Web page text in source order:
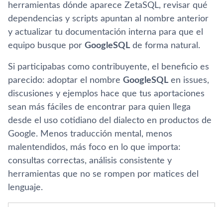
herramientas dónde aparece ZetaSQL, revisar qué
dependencias y scripts apuntan al nombre anterior
y actualizar tu documentación interna para que el
equipo busque por GoogleSQL de forma natural.
Si participabas como contribuyente, el beneficio es
parecido: adoptar el nombre GoogleSQL en issues,
discusiones y ejemplos hace que tus aportaciones
sean más fáciles de encontrar para quien llega
desde el uso cotidiano del dialecto en productos de
Google. Menos traducción mental, menos
malentendidos, más foco en lo que importa:
consultas correctas, análisis consistente y
herramientas que no se rompen por matices del
lenguaje.